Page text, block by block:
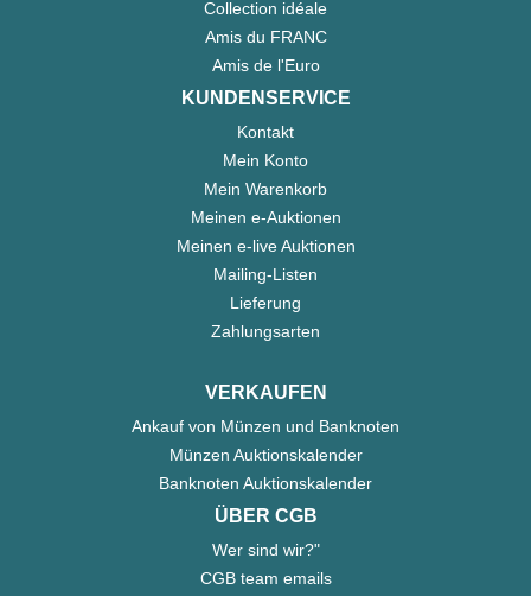
Collection idéale
Amis du FRANC
Amis de l'Euro
KUNDENSERVICE
Kontakt
Mein Konto
Mein Warenkorb
Meinen e-Auktionen
Meinen e-live Auktionen
Mailing-Listen
Lieferung
Zahlungsarten
VERKAUFEN
Ankauf von Münzen und Banknoten
Münzen Auktionskalender
Banknoten Auktionskalender
ÜBER CGB
Wer sind wir?"
CGB team emails